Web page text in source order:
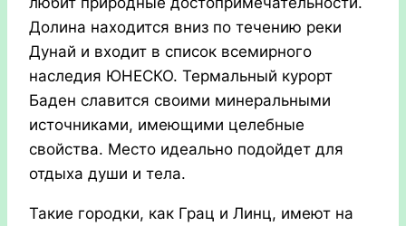
Долина находится вниз по течению реки
Дунай и входит в список всемирного
наследия ЮНЕСКО. Термальный курорт
Баден славится своими минеральными
источниками, имеющими целебные
свойства. Место идеально подойдет для
отдыха души и тела.
Такие городки, как Грац и Линц, имеют на